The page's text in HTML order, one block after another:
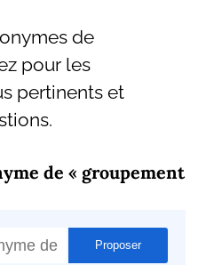
de
pour les
pertinents et
de « groupement